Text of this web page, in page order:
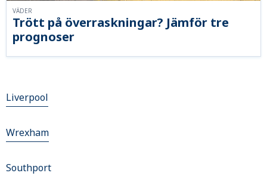
Trött på överraskningar? Jämför tre
prognoser
VÄDER
Liverpool
Wrexham
Southport